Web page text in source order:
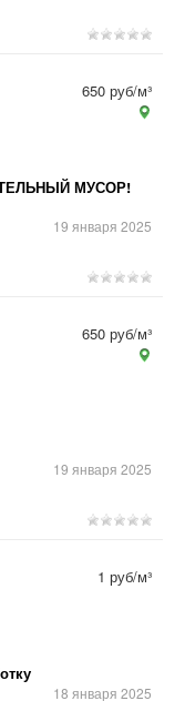
МУСОР!
19 января 2025
650 руб/м³
19 января 2025
650 руб/м³
18 января 2025
1 руб/м³